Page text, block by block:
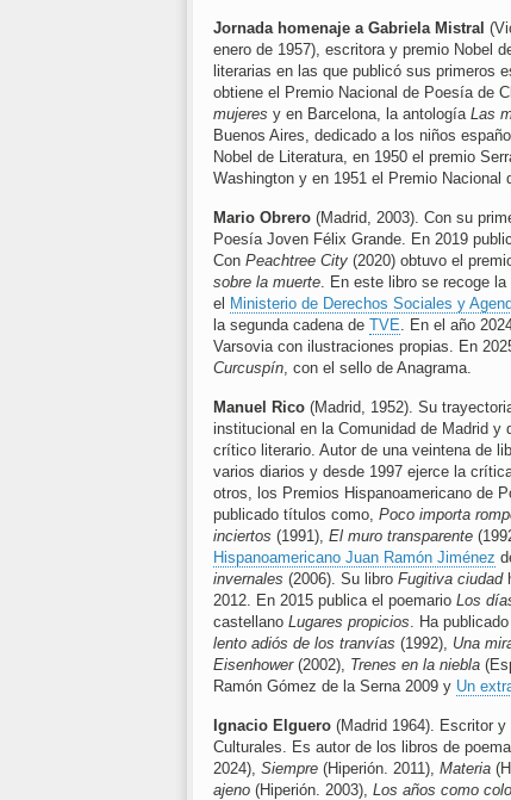
Jornada homenaje a Gabriela Mistral
enero de 1957), escritora y premio Nobel
literarias en las que publicó sus primeros
obtiene el Premio Nacional de Poesía de
mujeres y en Barcelona, la antología Las
Buenos Aires, dedicado a los niños
Nobel de Literatura, en 1950 el premio
Washington y en 1951 el Premio Nacional
Mario Obrero (Madrid, 2003). Con su
Poesía Joven Félix Grande. En 2019
Con Peachtree City (2020) obtuvo el
sobre la muerte . En este libro se recoge
el Ministerio de Derechos Sociales y
la segunda cadena de TVE . En el año
Varsovia con ilustraciones propias. En
Curcuspín , con el sello de Anagrama.
Manuel Rico (Madrid, 1952). Su
institucional en la Comunidad de Madrid
crítico literario. Autor de una veintena de
varios diarios y desde 1997 ejerce la
otros, los Premios Hispanoamericano de
publicado títulos como, Poco importa
inciertos (1991), El muro transparente
Hispanoamericano Juan Ramón Jiménez
invernales (2006). Su libro Fugitiva ciudad
2012. En 2015 publica el poemario Los
castellano Lugares propicios . Ha
lento adiós de los tranvías (1992), Una
Eisenhower(2002), Trenes en la niebla
Ramón Gómez de la Serna 2009 y Un
Ignacio Elguero (Madrid 1964). Escritor
Culturales. Es autor de los libros de
2024), Siempre (Hiperión. 2011), Materia
ajeno (Hiperión. 2003), Los años como